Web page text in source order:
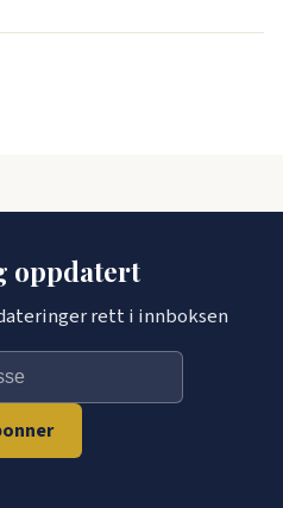
oppdatert
rett i innboksen